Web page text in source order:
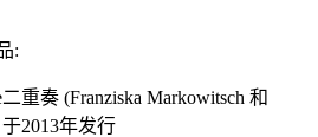
:
重奏 (Franziska Markowitsch 和
2013年发行